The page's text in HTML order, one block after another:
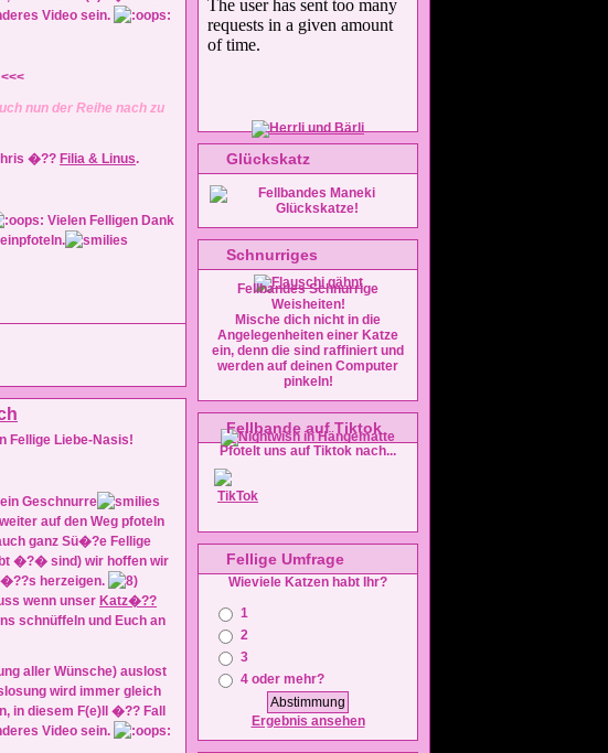
Video sein.
nun der Reihe nach zu
�?? Filia & Linus.
Vielen Felligen Dank
Fellige Liebe-Nasis!
Geschnurre
auf den Weg pfoteln
ganz Sü�?e Fellige
�?� sind) wir hoffen wir
herzeigen.
wenn unser Katz�??
schnüffeln und Euch an
aller Wünsche) auslost
wird immer gleich
in diesem F(e)ll �?? Fall
Video sein.
Glückskatz
Schnurriges
Fellbandes Schnurrige
Weisheiten!
Mische dich nicht in die
Angelegenheiten einer Katze
ein, denn die sind raffiniert und
werden auf deinen Computer
pinkeln!
Fellbande auf Tiktok
Pfotelt uns auf Tiktok nach...
Fellige Umfrage
Wieviele Katzen habt Ihr?
1
2
3
4 oder mehr?
Ergebnis ansehen